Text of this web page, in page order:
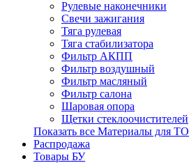
Рулевые наконечники
Свечи зажигания
Тяга рулевая
Тяга стабилизатора
Фильтр АКПП
Фильтр воздушный
Фильтр масляный
Фильтр салона
Шаровая опора
Щетки стеклоочистителей
Показать все Материалы для ТО
Распродажа
Товары БУ